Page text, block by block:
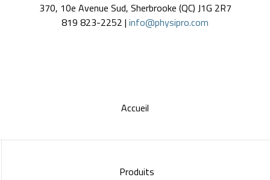
370, 10e Avenue Sud, Sherbrooke (QC) J1G 2R7
819 823-2252 | info@physipro.com
Accueil
Produits